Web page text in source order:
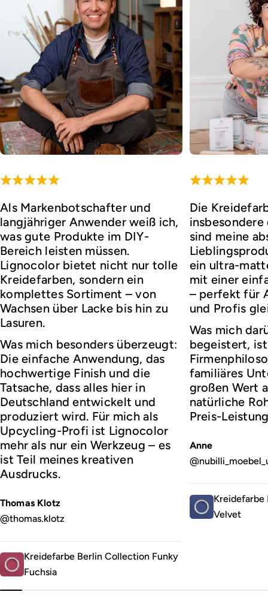
Als Markenbotschafter und
langjähriger Anwender weiß ich,
was gute Produkte im DIY-
Bereich leisten müssen.
Lignocolor bietet nicht nur tolle
Kreidefarben, sondern ein
komplettes Sortiment – von
Wachsen über Lacke bis hin zu
Lasuren.
Was mich besonders überzeugt:
Die einfache Anwendung, das
hochwertige Finish und die
Tatsache, dass alles hier in
Deutschland entwickelt und
produziert wird. Für mich als
Upcycling-Profi ist Lignocolor
mehr als nur ein Werkzeug – es
ist Teil meines kreativen
Ausdrucks.
Thomas Klotz
@thomas.klotz
Kreidefarbe Berlin Collection Funky
Fuchsia
Die
sind meine
ein ultra-
mit einer
– perfekt für
und Profis
Was mich
begeistert,
familiäres
großen Wert
natürliche
Preis-
Anne
Kreidefarbe
Velvet